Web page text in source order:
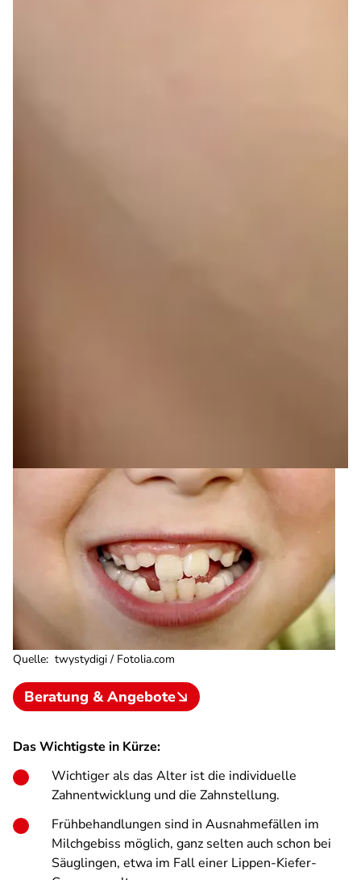
Quelle: twystydigi / Fotolia.com
Beratung & Angebote
Das Wichtigste in Kürze:
Wichtiger als das Alter ist die individuelle
Zahnentwicklung und die Zahnstellung.
Frühbehandlungen sind in Ausnahmefällen im
Milchgebiss möglich, ganz selten auch schon bei
Säuglingen, etwa im Fall einer Lippen-Kiefer-